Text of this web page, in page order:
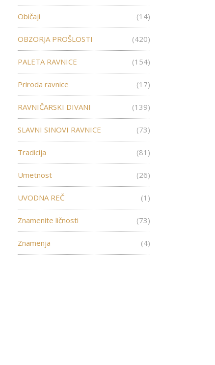
Običaji (14)
OBZORJA PROŠLOSTI (420)
PALETA RAVNICE (154)
Priroda ravnice (17)
RAVNIČARSKI DIVANI (139)
SLAVNI SINOVI RAVNICE (73)
Tradicija (81)
Umetnost (26)
UVODNA REČ (1)
Znamenite ličnosti (73)
Znamenja (4)